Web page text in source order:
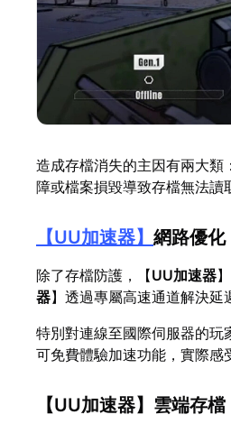
造成存檔消失的主因有兩大類
障或檔案損毀導致存檔無法讀
【UU加速器】 網路優化
除了存檔防護，【UU加速器
器】透過專屬高速通道解決延
特別對連線至國際伺服器的玩
可免費體驗加速功能，實際感
【UU加速器】雲端存